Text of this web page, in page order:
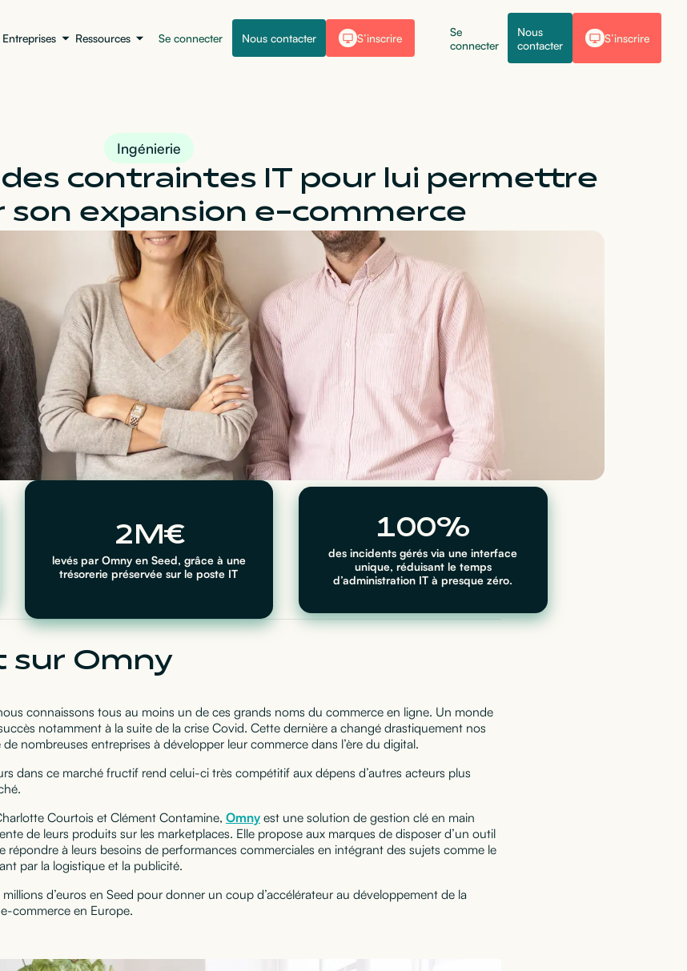
Ressources Se connecter Nous contacter S’inscrire
Se
connecter
Nous
contacter
S’inscrire
Ingénierie
des contraintes IT pour lui permettre
son expansion e-commerce
2M€
levés par Omny en Seed, grâce à une
trésorerie préservée sur le poste IT
100%
des incidents gérés via une interface
unique, réduisant le temps
d’administration IT à presque zéro.
sur Omny
connaissons tous au moins un de ces grands noms du commerce en ligne. Un monde
notamment à la suite de la crise Covid. Cette dernière a changé drastiquement nos
nombreuses entreprises à développer leur commerce dans l’ère du digital.
dans ce marché fructif rend celui-ci très compétitif aux dépens d’autres acteurs plus
Courtois et Clément Contamine, Omnyest une solution de gestion clé en main
de leurs produits sur les marketplaces. Elle propose aux marques de disposer d’un outil
à leurs besoins de performances commerciales en intégrant des sujets comme le
par la logistique et la publicité.
d’euros en Seed pour donner un coup d’accélérateur au développement de la
commerce en Europe.